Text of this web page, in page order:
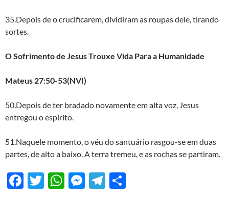
35.Depois de o crucificarem, dividiram as roupas dele, tirando
sortes.
O Sofrimento de Jesus Trouxe Vida Para a Humanidade
Mateus 27:50-53(NVI)
50.Depois de ter bradado novamente em alta voz, Jesus
entregou o espírito.
51.Naquele momento, o véu do santuário rasgou-se em duas
partes, de alto a baixo. A terra tremeu, e as rochas se partiram.
F
T
W M T